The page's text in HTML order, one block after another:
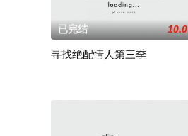
已完结 10.0
寻找绝配情人第三季